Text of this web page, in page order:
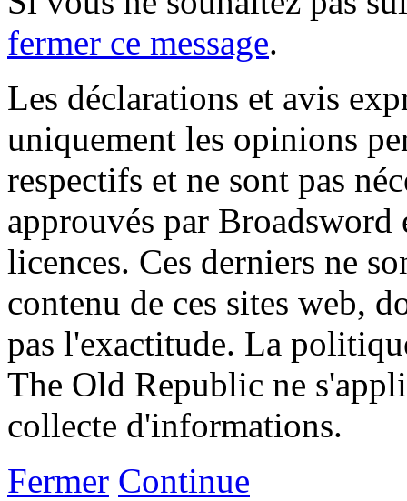
fermer ce message.
Les déclarations et avis
uniquement les opinions
respectifs et ne sont pas
approuvés par
licences. Ces derniers ne
contenu de ces sites web,
pas l'exactitude. La
The Old Republic ne
collecte d'informations.
Fermer Continue